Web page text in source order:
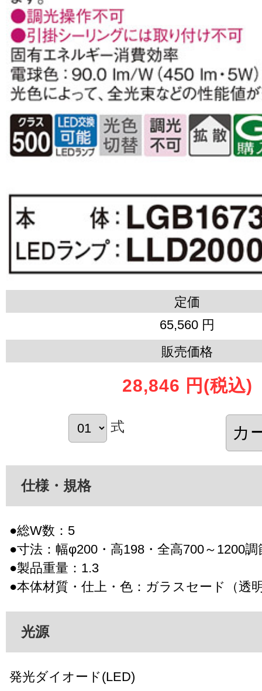
定価
65,560 円
販売価格
28,846 円 (税込)
式
仕様・規格
●総W数：5
●寸法：幅φ200・高198・全高700～1200調
●製品重量：1.3
●本体材質・仕上・色：ガラスセード（透
光源
発光ダイオード(LED)